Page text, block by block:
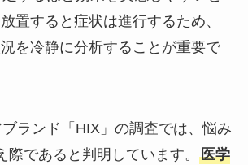
置すると症状は進行するため、
を冷静に分析することが重要で
ランド「HIX」の調査では、悩み
際であると判明しています。 医学